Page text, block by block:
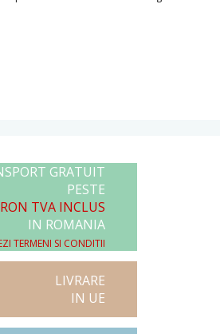
GRATUIT
PESTE
TVA INCLUS
IN ROMANIA
TERMENI SI CONDITII
LIVRARE
IN UE